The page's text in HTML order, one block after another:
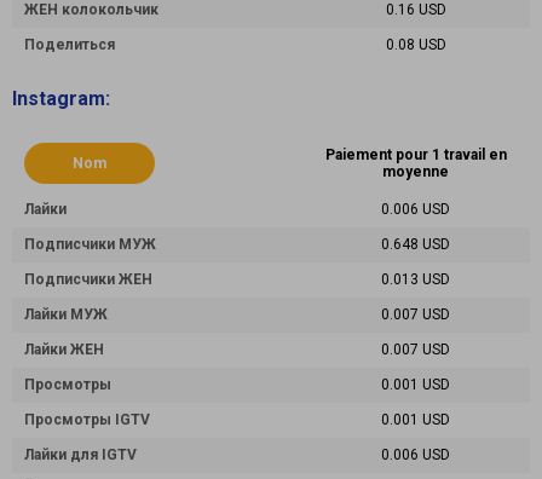
ЖЕН колокольчик 0.16 USD
Поделиться 0.08 USD
Instagram:
Nom
Paiement pour 1 travail en
moyenne
Лайки 0.006 USD
Подписчики МУЖ 0.648 USD
Подписчики ЖЕН 0.013 USD
Лайки МУЖ 0.007 USD
Лайки ЖЕН 0.007 USD
Просмотры 0.001 USD
Просмотры IGTV 0.001 USD
Лайки для IGTV 0.006 USD